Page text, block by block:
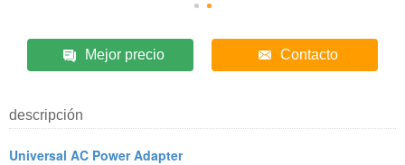
Mejor precio Contacto
descripción
Universal AC Power Adapter